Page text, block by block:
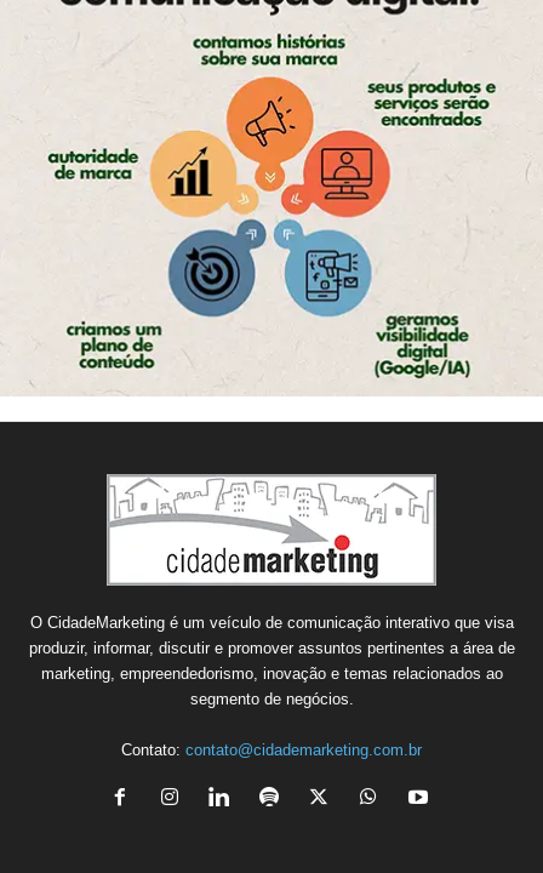
O CidadeMarketing é um veículo de comunicação interativo que visa
produzir, informar, discutir e promover assuntos pertinentes a área de
marketing, empreendedorismo, inovação e temas relacionados ao
segmento de negócios.
Contato: contato@cidademarketing.com.br